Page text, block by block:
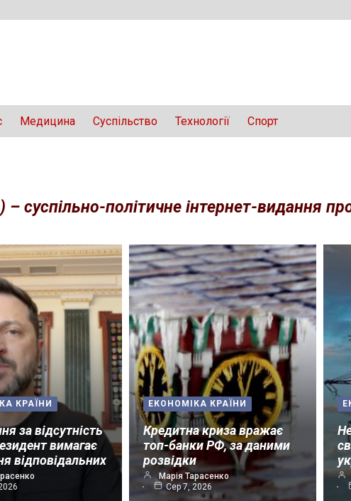
Медицина Суспільство Технології Спорт
суспільно-політичне інтернет-видання про
КРАЇНИ
за відсутність
вимагає
відповідальних
ЕКОНОМІКА КРАЇНИ
Кредитна криза вражає
топ-банки РФ, за даними
розвідки
Марія Тарасенко
Сер 7, 2026